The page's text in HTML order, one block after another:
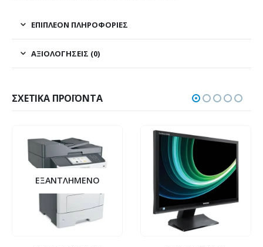
ΕΠΙΠΛΈΟΝ ΠΛΗΡΟΦΟΡΊΕΣ
ΑΞΙΟΛΟΓΉΣΕΙΣ (0)
ΣΧΕΤΙΚΆ ΠΡΟΪΌΝΤΑ
ΕΞΑΝΤΛΗΜΈΝΟ